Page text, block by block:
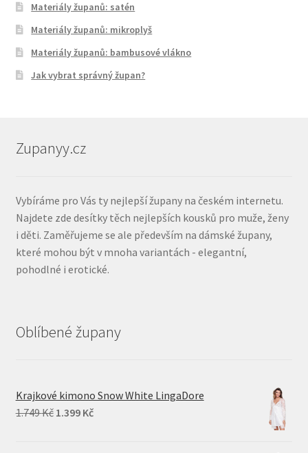
Materiály županů: satén
Materiály županů: mikroplyš
Materiály županů: bambusové vlákno
Jak vybrat správný župan?
Zupanyy.cz
Vybíráme pro Vás ty nejlepší župany na českém internetu.
Najdete zde desítky těch nejlepších kousků pro muže, ženy
i děti. Zaměřujeme se ale především na dámské župany,
které mohou být v mnoha variantách - elegantní,
pohodlné i erotické.
Oblíbené župany
Krajkové kimono Snow White LingaDore
1.749Kč Original
1.399 KčCurrent